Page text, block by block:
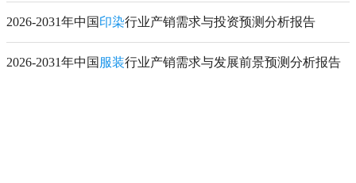
2026-2031年中国 印染行业产销需求与投资预测分析报告
2026-2031年中国 服装行业产销需求与发展前景预测分析报告